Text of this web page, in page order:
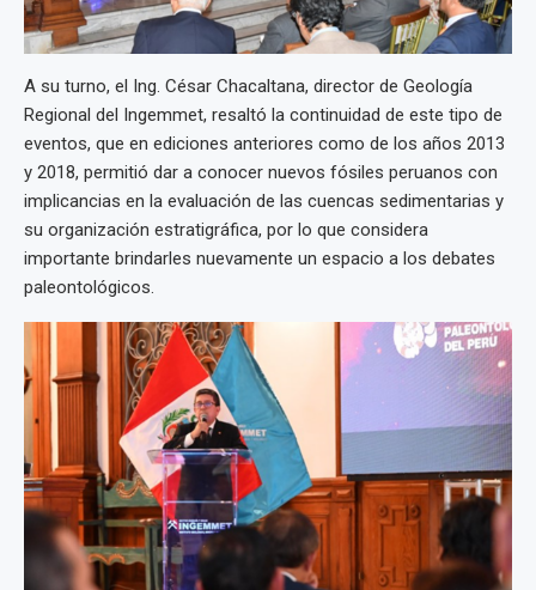
A su turno, el Ing. César Chacaltana, director de Geología
Regional del Ingemmet, resaltó la continuidad de este tipo de
eventos, que en ediciones anteriores como de los años 2013
y 2018, permitió dar a conocer nuevos fósiles peruanos con
implicancias en la evaluación de las cuencas sedimentarias y
su organización estratigráfica, por lo que considera
importante brindarles nuevamente un espacio a los debates
paleontológicos.